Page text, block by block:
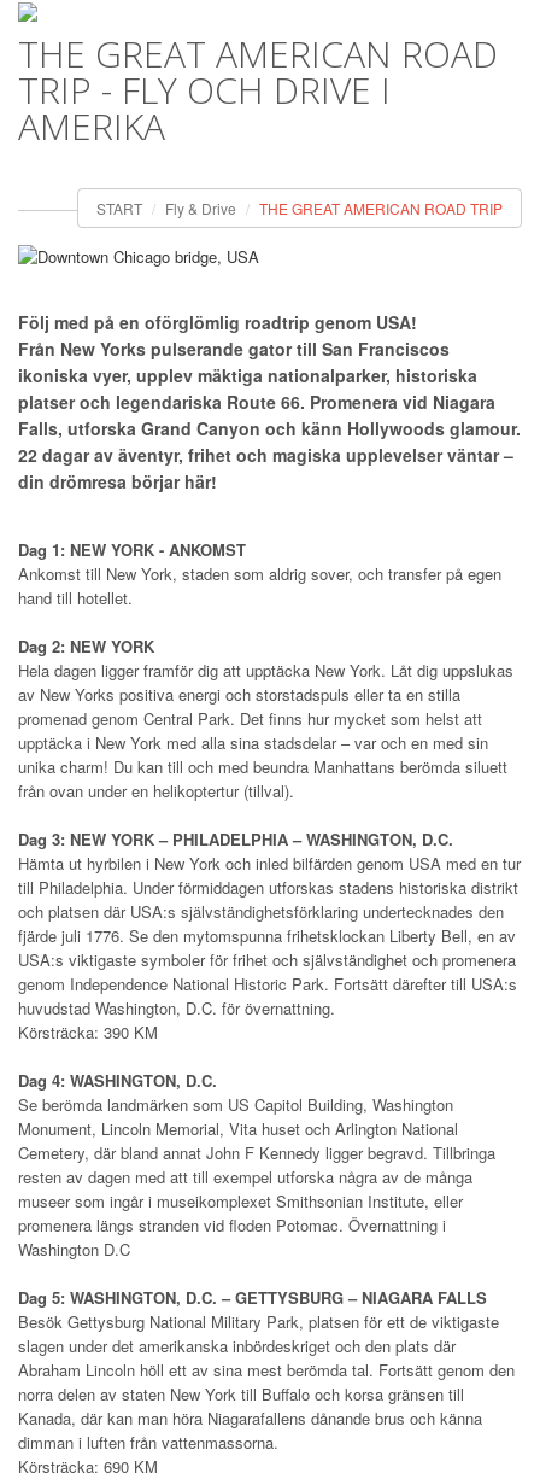
THE GREAT AMERICAN ROAD
TRIP - FLY OCH DRIVE I
AMERIKA
START Fly & Drive THE GREAT AMERICAN ROAD TRIP
Följ med på en oförglömlig roadtrip genom USA!
Från New Yorks pulserande gator till San Franciscos
ikoniska vyer, upplev mäktiga nationalparker, historiska
platser och legendariska Route 66. Promenera vid Niagara
Falls, utforska Grand Canyon och känn Hollywoods glamour.
22 dagar av äventyr, frihet och magiska upplevelser väntar –
din drömresa börjar här!
Dag 1: NEW YORK - ANKOMST
Ankomst till New York, staden som aldrig sover, och transfer på egen
hand till hotellet.
Dag 2: NEW YORK
Hela dagen ligger framför dig att upptäcka New York. Låt dig uppslukas
av New Yorks positiva energi och storstadspuls eller ta en stilla
promenad genom Central Park. Det finns hur mycket som helst att
upptäcka i New York med alla sina stadsdelar – var och en med sin
unika charm! Du kan till och med beundra Manhattans berömda siluett
från ovan under en helikoptertur (tillval).
Dag 3: NEW YORK – PHILADELPHIA – WASHINGTON, D.C.
Hämta ut hyrbilen i New York och inled bilfärden genom USA med en tur
till Philadelphia. Under förmiddagen utforskas stadens historiska distrikt
och platsen där USA:s självständighetsförklaring undertecknades den
fjärde juli 1776. Se den mytomspunna frihetsklockan Liberty Bell, en av
USA:s viktigaste symboler för frihet och självständighet och promenera
genom Independence National Historic Park. Fortsätt därefter till USA:s
huvudstad Washington, D.C. för övernattning.
Körsträcka: 390 KM
Dag 4: WASHINGTON, D.C.
Se berömda landmärken som US Capitol Building, Washington
Monument, Lincoln Memorial, Vita huset och Arlington National
Cemetery, där bland annat John F Kennedy ligger begravd. Tillbringa
resten av dagen med att till exempel utforska några av de många
museer som ingår i museikomplexet Smithsonian Institute, eller
promenera längs stranden vid floden Potomac. Övernattning i
Washington D.C
Dag 5: WASHINGTON, D.C. – GETTYSBURG – NIAGARA FALLS
Besök Gettysburg National Military Park, platsen för ett de viktigaste
slagen under det amerikanska inbördeskriget och den plats där
Abraham Lincoln höll ett av sina mest berömda tal. Fortsätt genom den
norra delen av staten New York till Buffalo och korsa gränsen till
Kanada, där kan man höra Niagarafallens dånande brus och känna
dimman i luften från vattenmassorna.
Körsträcka: 690 KM